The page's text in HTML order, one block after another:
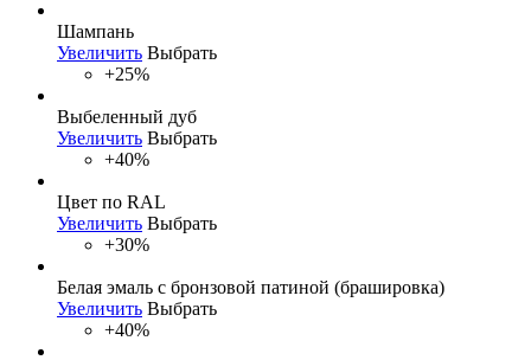
Шампань
Увеличить Выбрать
+25%
Выбеленный дуб
Увеличить Выбрать
+40%
Цвет по RAL
Увеличить Выбрать
+30%
Белая эмаль с бронзовой патиной (брашировка)
Увеличить Выбрать
+40%